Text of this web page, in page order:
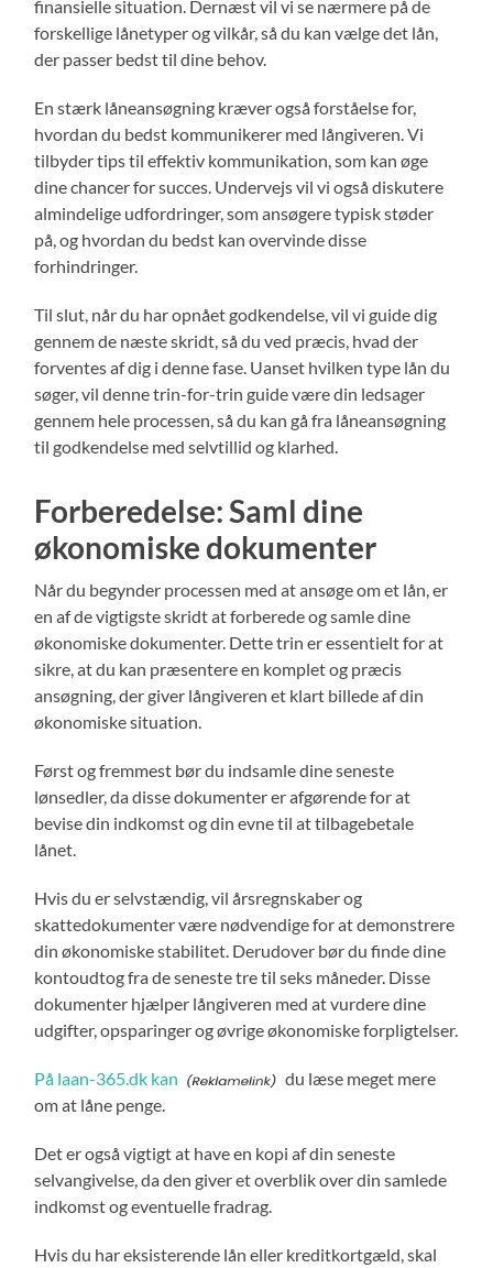
finansielle situation. Dernæst vil vi se nærmere på de
forskellige lånetyper og vilkår, så du kan vælge det lån,
der passer bedst til dine behov.
En stærk låneansøgning kræver også forståelse for,
hvordan du bedst kommunikerer med långiveren. Vi
tilbyder tips til effektiv kommunikation, som kan øge
dine chancer for succes. Undervejs vil vi også diskutere
almindelige udfordringer, som ansøgere typisk støder
på, og hvordan du bedst kan overvinde disse
forhindringer.
Til slut, når du har opnået godkendelse, vil vi guide dig
gennem de næste skridt, så du ved præcis, hvad der
forventes af dig i denne fase. Uanset hvilken type lån du
søger, vil denne trin-for-trin guide være din ledsager
gennem hele processen, så du kan gå fra låneansøgning
til godkendelse med selvtillid og klarhed.
Forberedelse: Saml dine
økonomiske dokumenter
Når du begynder processen med at ansøge om et lån, er
en af de vigtigste skridt at forberede og samle dine
økonomiske dokumenter. Dette trin er essentielt for at
sikre, at du kan præsentere en komplet og præcis
ansøgning, der giver långiveren et klart billede af din
økonomiske situation.
Først og fremmest bør du indsamle dine seneste
lønsedler, da disse dokumenter er afgørende for at
bevise din indkomst og din evne til at tilbagebetale
lånet.
Hvis du er selvstændig, vil årsregnskaber og
skattedokumenter være nødvendige for at demonstrere
din økonomiske stabilitet. Derudover bør du finde dine
kontoudtog fra de seneste tre til seks måneder. Disse
dokumenter hjælper långiveren med at vurdere dine
udgifter, opsparinger og øvrige økonomiske forpligtelser.
På laan-365.dk kan
du læse meget mere
om at låne penge.
Det er også vigtigt at have en kopi af din seneste
selvangivelse, da den giver et overblik over din samlede
indkomst og eventuelle fradrag.
Hvis du har eksisterende lån eller kreditkortgæld, skal